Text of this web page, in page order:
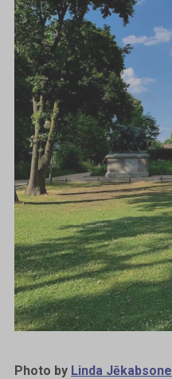
Photo by Linda Jēkabsone